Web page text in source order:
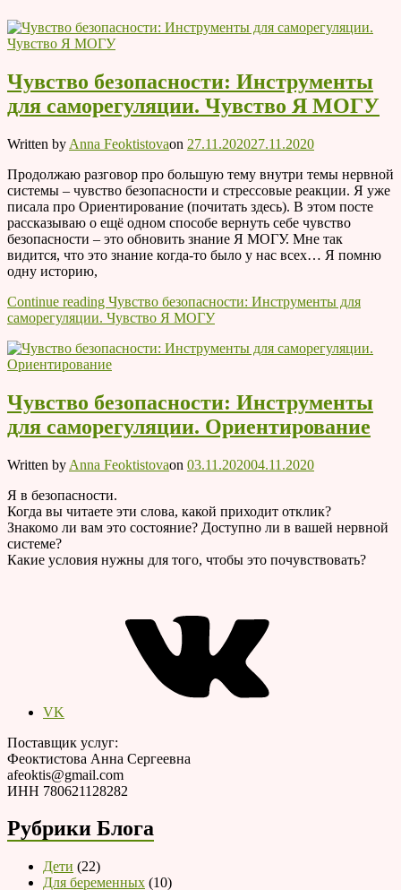
Чувство безопасности: Инструменты
для саморегуляции. Чувство Я МОГУ
Written by Anna Feoktistovaon 27.11.202027.11.2020
Продолжаю разговор про большую тему внутри темы нервной
системы – чувство безопасности и стрессовые реакции. Я уже
писала про Ориентирование (почитать здесь). В этом посте
рассказываю о ещё одном способе вернуть себе чувство
безопасности – это обновить знание Я МОГУ. Мне так
видится, что это знание когда-то было у нас всех… Я помню
одну историю,
Continue reading Чувство безопасности: Инструменты для
саморегуляции. Чувство Я МОГУ
Чувство безопасности: Инструменты
для саморегуляции. Ориентирование
Written by Anna Feoktistovaon 03.11.202004.11.2020
Я в безопасности.
Когда вы читаете эти слова, какой приходит отклик?
Знакомо ли вам это состояние? Доступно ли в вашей нервной
системе?
Какие условия нужны для того, чтобы это почувствовать?
VK
Поставщик услуг:
Феоктистова Анна Сергеевна
afeoktis@gmail.com
ИНН 780621128282
Рубрики Блога
Дети (22)
Для беременных (10)